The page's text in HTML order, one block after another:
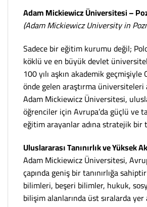
Adam Mickiewicz Üniversitesi –
(Adam Mickiewicz University in
Sadece bir eğitim kurumu değil;
köklü ve en büyük devlet
100 yılı aşkın akademik geçmişiyle
önde gelen araştırma üniversiteleri
Adam Mickiewicz Üniversitesi,
öğrenciler için Avrupa’da güçlü ve
eğitim arayanlar adına stratejik
Uluslararası Tanınırlık ve Yüksek
Adam Mickiewicz Üniversitesi,
çapında geniş bir tanınırlığa
bilimleri, beşeri bilimler, hukuk,
bilişim alanlarında üst sıralarda yer